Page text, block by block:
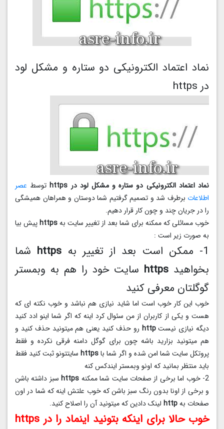
نماد اعتماد الکترونیکی دو ستاره و مشکل لود
در https
نماد اعتماد الکترونیکی دو ستاره و مشکل لود در https توسط عصر
اطلاعاتبرطرف شد و تصمیم گرفتیم شما دوستان و همراهان همیشگی
را در جریان چند و چون کار قرار دهیم.
خوب مسائلی که ممکنه برای شما بعد از تغییر سایت بهhttpsپیش بیا
به صورت زیر است :
1- ممکن است بعد از تغییر به httpsشما
بخواهید httpsسایت خود را هم به وبمستر
گوگلتان معرفی کنید
خوب این کار خوب است اما شاید نیازی هم نباشد و خوب نکته ای که
هست و یکی از کاربران از من سئوال کرد اینه که اگر شما اینو ادد کنید
دیگه نیازی نیستhttpرو حذف کنید یعنی هم میتونید حذف کنید و
هم میتونید بزارید باشه چون برای گوگل دامنه فرقی نکرده و فقط
پروتکل سایت شما امن شده و اگر شما باhttpsسایتتونو ثبت کنید فقط
باید منتظر بمانید که اونو وبمستر ایندکس کنه
2- خوب اما برخی از صفحات سایت شما ممکنه
httpsسبز داشته باشن
و برخی از اونا بدون رنگ سبز باشن که خوب علتش اینه که شما در اون
صفحات بهhttpلینک دادین که میتونید آن را اصلاح کنید.
خوب حالا برای اینکه بتونید اینماد را در https